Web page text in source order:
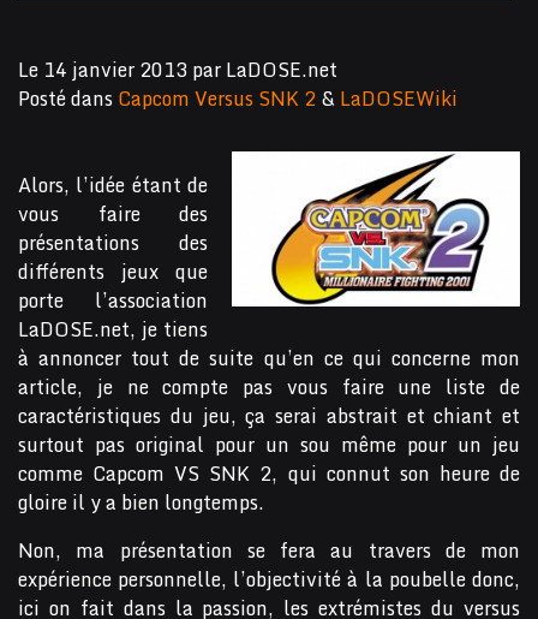
Le 14 janvier 2013parLaDOSE.net
Posté dansCapcom Versus SNK 2& LaDOSEWiki
Alors, l’idée étant de
vous faire des
présentations des
différents jeux que
porte l’association
LaDOSE.net, je tiens
à annoncer tout de suite qu’en ce qui concerne mon
article, je ne compte pas vous faire une liste de
caractéristiques du jeu, ça serai abstrait et chiant et
surtout pas original pour un sou même pour un jeu
comme Capcom VS SNK 2, qui connut son heure de
gloire il y a bien longtemps.
Non, ma présentation se fera au travers de mon
expérience personnelle, l’objectivité à la poubelle donc,
ici on fait dans la passion, les extrémistes du versus